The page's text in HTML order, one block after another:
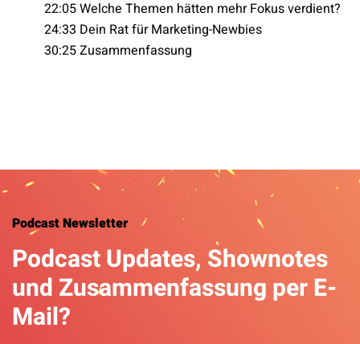
22:05 Welche Themen hätten mehr Fokus verdient?
24:33 Dein Rat für Marketing-Newbies
30:25 Zusammenfassung
Podcast Newsletter
Podcast Updates, Shownotes
und Zusammenfassung per E-
Mail?